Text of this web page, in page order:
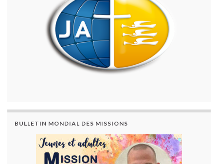
BULLETIN MONDIAL DES MISSIONS